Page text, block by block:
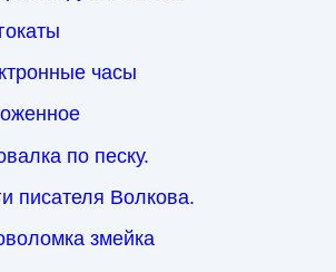
часы
по песку.
писателя Волкова.
змейка